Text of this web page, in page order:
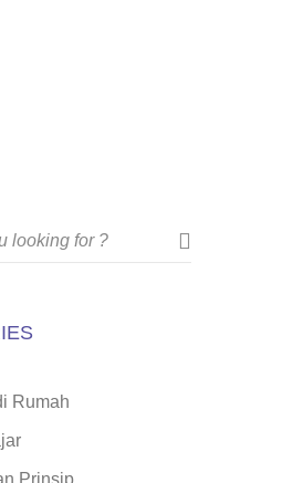
Rumah
Prinsip